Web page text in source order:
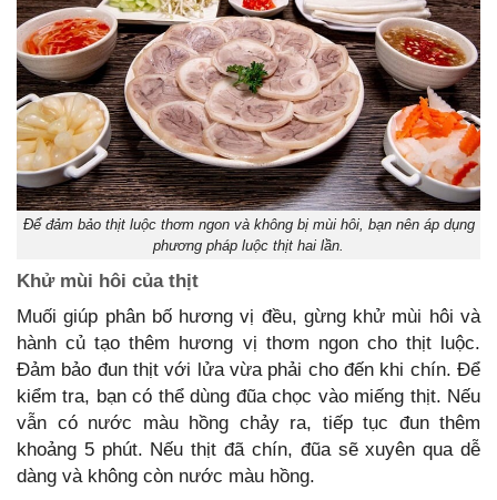
Để đảm bảo thịt luộc thơm ngon và không bị mùi hôi, bạn nên áp dụng
phương pháp luộc thịt hai lần.
Khử mùi hôi của thịt
Muối giúp phân bố hương vị đều, gừng khử mùi hôi và
hành củ tạo thêm hương vị thơm ngon cho thịt luộc.
Đảm bảo đun thịt với lửa vừa phải cho đến khi chín. Để
kiểm tra, bạn có thể dùng đũa chọc vào miếng thịt. Nếu
vẫn có nước màu hồng chảy ra, tiếp tục đun thêm
khoảng 5 phút. Nếu thịt đã chín, đũa sẽ xuyên qua dễ
dàng và không còn nước màu hồng.